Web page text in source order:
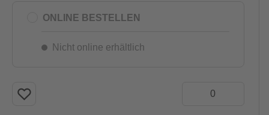
ONLINE BESTELLEN
Nicht online erhältlich